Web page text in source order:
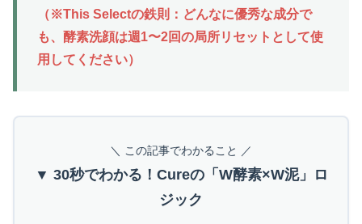
（※This Selectの鉄則：どんなに優秀な成分で
も、酵素洗顔は週1〜2回の局所リセットとして使
用してください）
＼ この記事でわかること ／
▼ 30秒でわかる！Cureの「W酵素×W泥」ロ
ジック